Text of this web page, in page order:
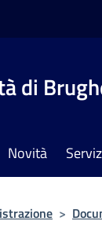
di
Novità
>